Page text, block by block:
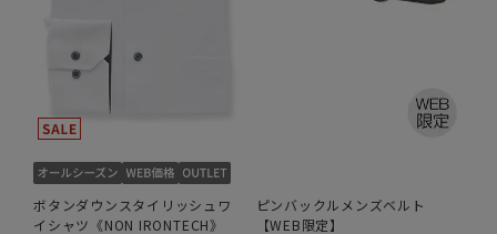
ボタンダウンスタイリッシュワ
イシャツ《NON IRONTECH》
ピンバックルメンズベルト
【WEB限定】